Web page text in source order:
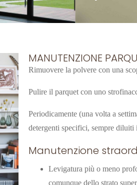
MANUTENZIONE
Rimuovere la polvere con una
Pulire il parquet con uno
Periodicamente (una volta a
detergenti specifici, sempre diluiti
Manutenzione
Levigatura più o meno
comunque dello strato